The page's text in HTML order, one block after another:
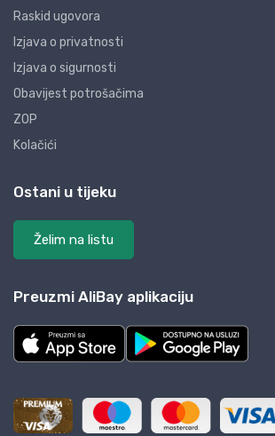
Raskid ugovora
Izjava o privatnosti
Izjava o sigurnosti
Obavijest potrošačima
ZOP
Kolačići
Ostani u tijeku
Želim na listu
Preuzmi AliBay aplikaciju